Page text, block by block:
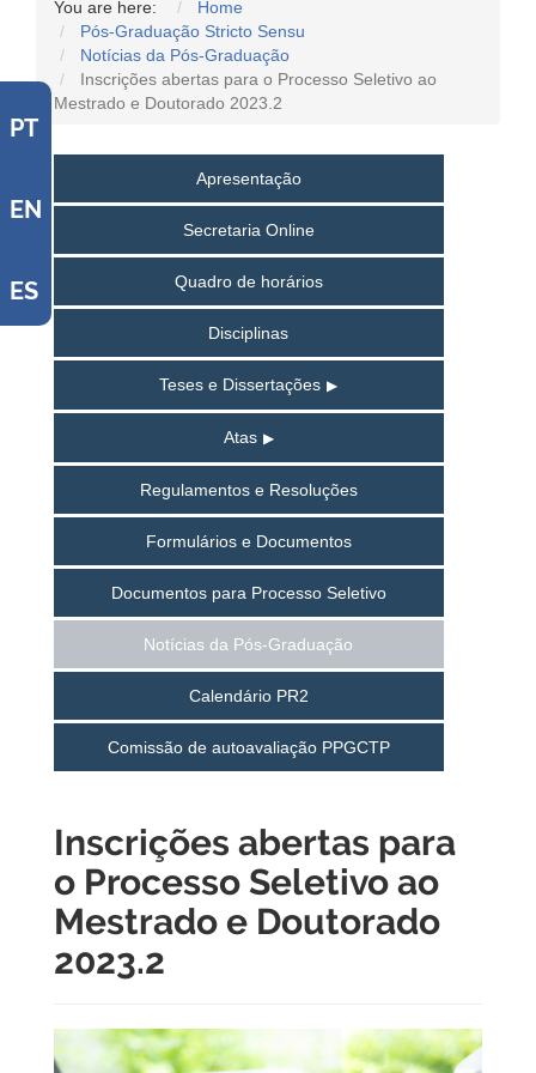
PT
EN
ES
You are here:
Home
Pós-Graduação Stricto Sensu
Notícias da Pós-Graduação
Inscrições abertas para o Processo Seletivo ao
Mestrado e Doutorado 2023.2
Apresentação
Secretaria Online
Quadro de horários
Disciplinas
Teses e Dissertações
Atas
Regulamentos e Resoluções
Formulários e Documentos
Documentos para Processo Seletivo
Notícias da Pós-Graduação
Calendário PR2
Comissão de autoavaliação PPGCTP
Inscrições abertas para
o Processo Seletivo ao
Mestrado e Doutorado
2023.2